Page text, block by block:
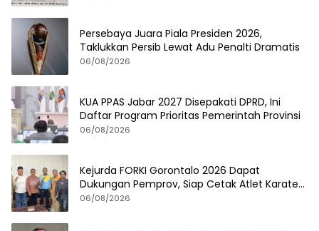
Persebaya Juara Piala Presiden 2026,
Taklukkan Persib Lewat Adu Penalti Dramatis
06/08/2026
KUA PPAS Jabar 2027 Disepakati DPRD, Ini
Daftar Program Prioritas Pemerintah Provinsi
06/08/2026
Kejurda FORKI Gorontalo 2026 Dapat
Dukungan Pemprov, Siap Cetak Atlet Karate
Berprestasi
06/08/2026